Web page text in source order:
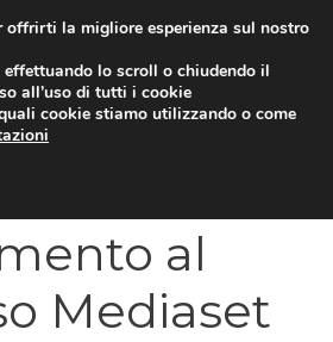
al
Mediaset
offrirti la migliore esperienza sul nostro
lo scroll o chiudendo il
all’uso di tutti i cookie
cookie stiamo utilizzando o come